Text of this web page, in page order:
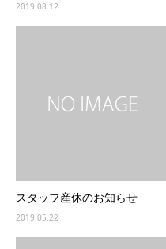
2019.08.12
スタッフ産休のお知らせ
2019.05.22